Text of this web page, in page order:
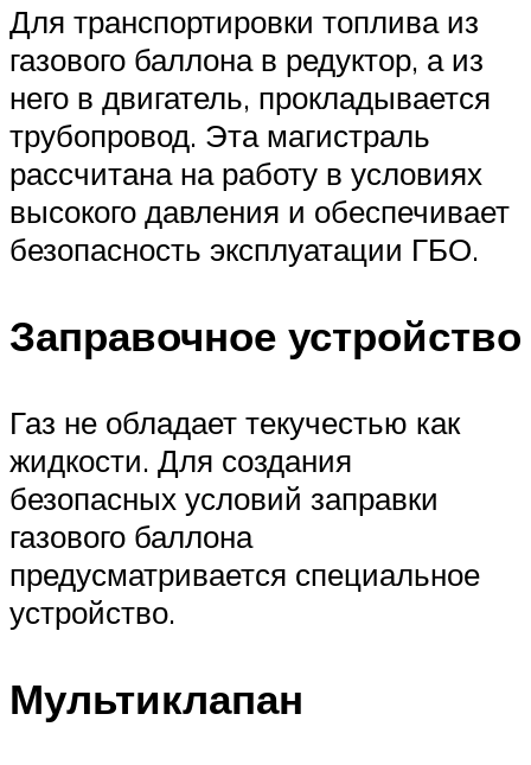
Для транспортировки топлива из
газового баллона в редуктор, а из
него в двигатель, прокладывается
трубопровод. Эта магистраль
рассчитана на работу в условиях
высокого давления и обеспечивает
безопасность эксплуатации ГБО.
Заправочное устройство
Газ не обладает текучестью как
жидкости. Для создания
безопасных условий заправки
газового баллона
предусматривается специальное
устройство.
Мультиклапан